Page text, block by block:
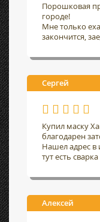
Порошковая
городе!
Мне только
закончится,
Сергей
Купил маску
благодарен
Нашел адрес в
тут есть сварка
Алексей